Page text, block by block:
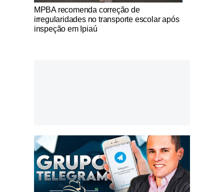
Notícias Católicas
MPBA recomenda correção de
irregularidades no transporte escolar após
inspeção em Ipiaú